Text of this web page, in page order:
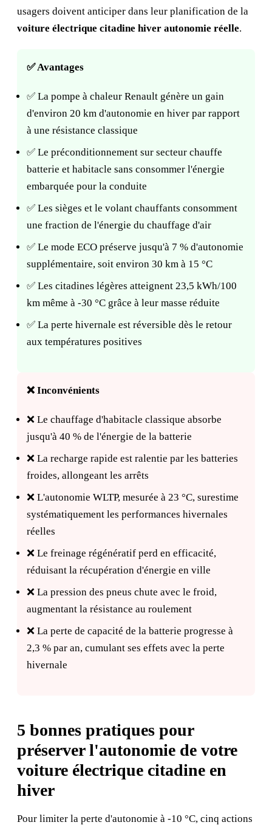
usagers doivent anticiper dans leur planification de la
voiture électrique citadine hiver autonomie réelle.
✅ Avantages
✅ La pompe à chaleur Renault génère un gain
d'environ 20 km d'autonomie en hiver par rapport
à une résistance classique
✅ Le préconditionnement sur secteur chauffe
batterie et habitacle sans consommer l'énergie
embarquée pour la conduite
✅ Les sièges et le volant chauffants consomment
une fraction de l'énergie du chauffage d'air
✅ Le mode ECO préserve jusqu'à 7 % d'autonomie
supplémentaire, soit environ 30 km à 15 °C
✅ Les citadines légères atteignent 23,5 kWh/100
km même à -30 °C grâce à leur masse réduite
✅ La perte hivernale est réversible dès le retour
aux températures positives
❌ Inconvénients
❌ Le chauffage d'habitacle classique absorbe
jusqu'à 40 % de l'énergie de la batterie
❌ La recharge rapide est ralentie par les batteries
froides, allongeant les arrêts
❌ L'autonomie WLTP, mesurée à 23 °C, surestime
systématiquement les performances hivernales
réelles
❌ Le freinage régénératif perd en efficacité,
réduisant la récupération d'énergie en ville
❌ La pression des pneus chute avec le froid,
augmentant la résistance au roulement
❌ La perte de capacité de la batterie progresse à
2,3 % par an, cumulant ses effets avec la perte
hivernale
5 bonnes pratiques pour
préserver l'autonomie de votre
voiture électrique citadine en
hiver
Pour limiter la perte d'autonomie à -10 °C, cinq actions